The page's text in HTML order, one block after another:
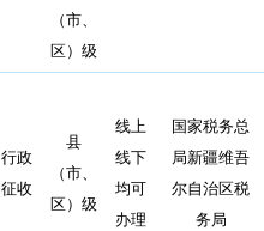
（市、
区）级
行政
征收
县
（市、
区）级
线上
线下
均可
办理
国家税务总
局新疆维吾
尔自治区税
务局